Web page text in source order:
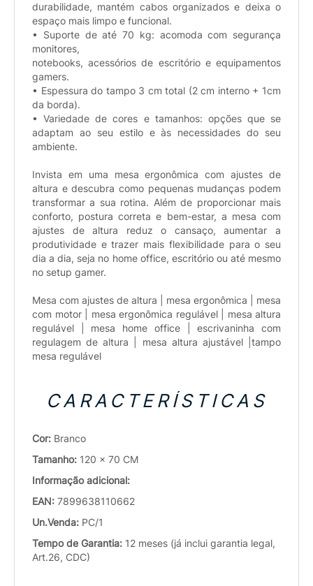
durabilidade, mantém cabos organizados e deixa o
espaço mais limpo e funcional.
• Suporte de até 70 kg: acomoda com segurança
monitores,
notebooks, acessórios de escritório e equipamentos
gamers.
• Espessura do tampo 3 cm total (2 cm interno + 1cm
da borda).
• Variedade de cores e tamanhos: opções que se
adaptam ao seu estilo e às necessidades do seu
ambiente.
Invista em uma mesa ergonômica com ajustes de
altura e descubra como pequenas mudanças podem
transformar a sua rotina. Além de proporcionar mais
conforto, postura correta e bem-estar, a mesa com
ajustes de altura reduz o cansaço, aumentar a
produtividade e trazer mais flexibilidade para o seu
dia a dia, seja no home office, escritório ou até mesmo
no setup gamer.
Mesa com ajustes de altura | mesa ergonômica | mesa
com motor | mesa ergonômica regulável | mesa altura
regulável | mesa home office | escrivaninha com
regulagem de altura | mesa altura ajustável |tampo
mesa regulável
CARACTERÍSTICAS
Cor: Branco
Tamanho: 120 x 70 CM
Informação adicional:
EAN: 7899638110662
Un.Venda: PC/1
Tempo de Garantia: 12 meses (já inclui garantia legal,
Art.26, CDC)